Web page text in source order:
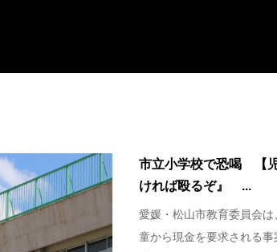
市立小学校で恐喝 【
ければ殴るぞ』 ...
愛媛・松山市教育委員会
童から現金を要求される